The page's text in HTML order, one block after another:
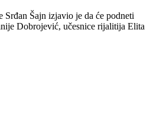
Srđan Šajn izjavio je da će podneti
Dobrojević, učesnice rijalitija Elita